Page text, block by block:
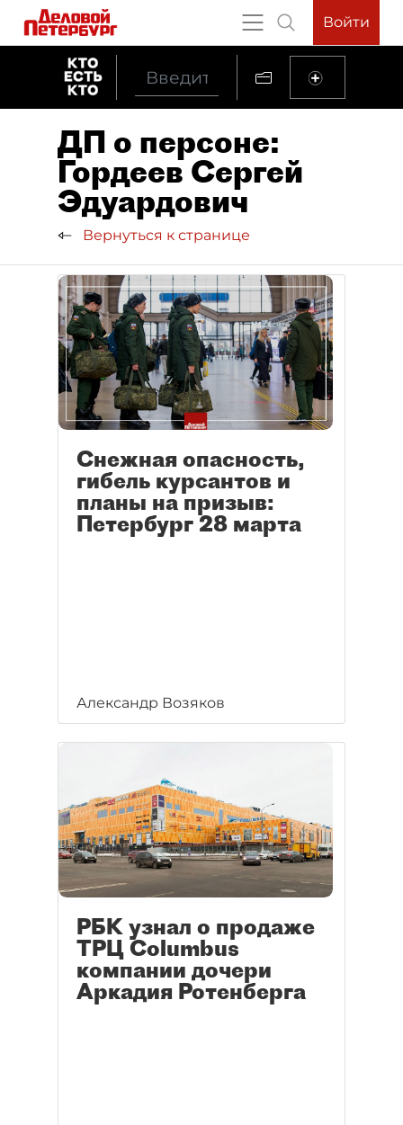
Войти
ДП о персоне:
Гордеев Сергей
Эдуардович
Вернуться к странице
Снежная опасность,
гибель курсантов и
планы на призыв:
Петербург 28 марта
Александр Возяков
РБК узнал о продаже
ТРЦ Columbus
компании дочери
Аркадия Ротенберга